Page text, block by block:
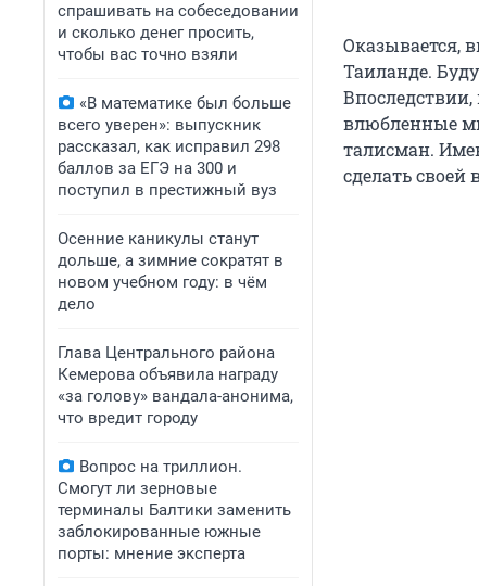
спрашивать на собеседовании
и сколько денег просить,
чтобы вас точно взяли
«В математике был больше
всего уверен»: выпускник
рассказал, как исправил 298
баллов за ЕГЭ на 300 и
поступил в престижный вуз
Осенние каникулы станут
дольше, а зимние сократят в
новом учебном году: в чём
дело
Глава Центрального района
Кемерова объявила награду
«за голову» вандала-анонима,
что вредит городу
Вопрос на триллион.
Смогут ли зерновые
терминалы Балтики заменить
заблокированные южные
порты: мнение эксперта
Оказывается,
Таиланде.
влюбленные
талисман.
сделать